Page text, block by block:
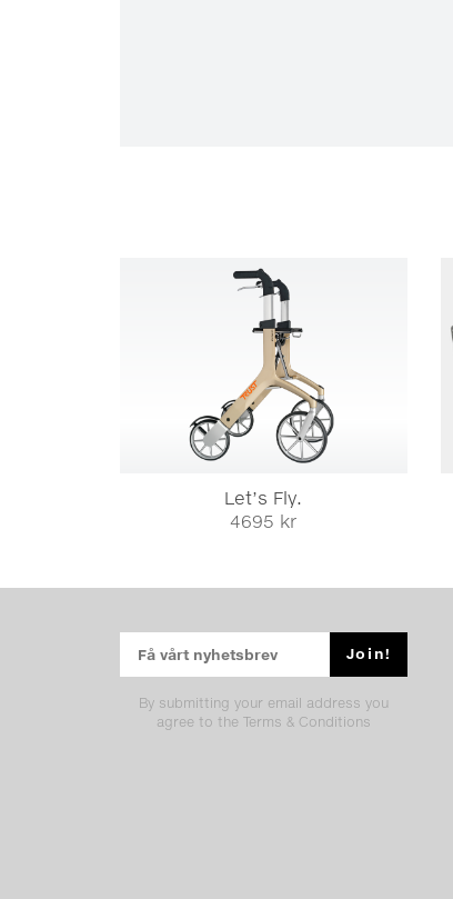
Let’s Fly.
4695 kr
By submitting your email address you
agree to the Terms & Conditions